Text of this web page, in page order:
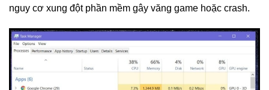
nguy cơ xung đột phần mềm gây văng game hoặc crash.